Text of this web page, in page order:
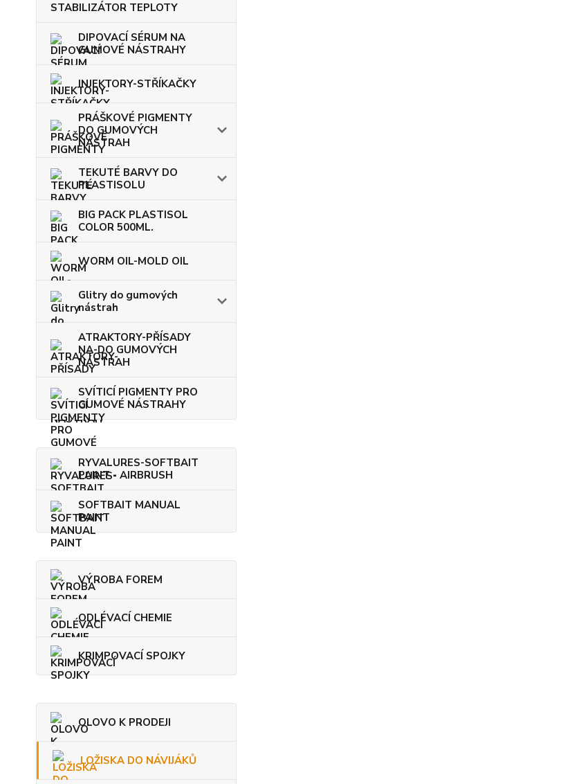
STABILIZÁTOR TEPLOTY
DIPOVACÍ SÉRUM NA
GUMOVÉ NÁSTRAHY
INJEKTORY-STŘÍKAČKY
PRÁŠKOVÉ PIGMENTY
DO GUMOVÝCH
NÁSTRAH
TEKUTÉ BARVY DO
PLASTISOLU
BIG PACK PLASTISOL
COLOR 500ML.
WORM OIL-MOLD OIL
Glitry do gumových
nástrah
ATRAKTORY-PŘÍSADY
NA-DO GUMOVÝCH
NÁSTRAH
SVÍTICÍ PIGMENTY PRO
GUMOVÉ NÁSTRAHY
RYVALURES-SOFTBAIT
PAINT - AIRBRUSH
SOFTBAIT MANUAL
PAINT
VÝROBA FOREM
ODLÉVACÍ CHEMIE
KRIMPOVACÍ SPOJKY
OLOVO K PRODEJI
LOŽISKA DO NÁVIJÁKŮ